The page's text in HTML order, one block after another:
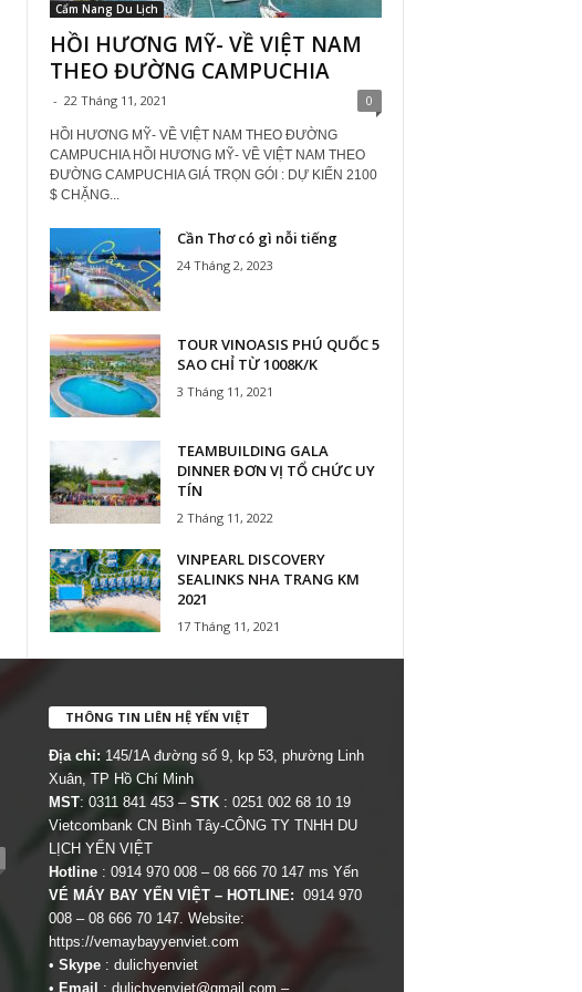
Cẩm Nang Du Lịch
HỒI HƯƠNG MỸ- VỀ VIỆT NAM
THEO ĐƯỜNG CAMPUCHIA
- 22 Tháng 11, 2021 0
HỒI HƯƠNG MỸ- VỀ VIỆT NAM THEO ĐƯỜNG
CAMPUCHIA HỒI HƯƠNG MỸ- VỀ VIỆT NAM THEO
ĐƯỜNG CAMPUCHIA GIÁ TRỌN GÓI : DỰ KIẾN 2100
$ CHẶNG...
Cần Thơ có gì nỗi tiếng
24 Tháng 2, 2023
TOUR VINOASIS PHÚ QUỐC 5
SAO CHỈ TỪ 1008K/K
3 Tháng 11, 2021
TEAMBUILDING GALA
DINNER ĐƠN VỊ TỔ CHỨC UY
TÍN
2 Tháng 11, 2022
VINPEARL DISCOVERY
SEALINKS NHA TRANG KM
2021
17 Tháng 11, 2021
THÔNG TIN LIÊN HỆ YẾN VIỆT
Địa chỉ: 145/1A đường số 9, kp 53, phường Linh
Xuân, TP Hồ Chí Minh
MST: 0311 841 453 – STK: 0251 002 68 10 19
Vietcombank CN Bình Tây-CÔNG TY TNHH DU
LỊCH YẾN VIỆT
Hotline : 0914 970 008 – 08 666 70 147 ms Yến
VÉ MÁY BAY YẾN VIỆT – HOTLINE: 0914 970
008 – 08 666 70 147. Website:
https://vemaybayyenviet.com
• Skype: dulichyenviet
• Email : dulichyenviet@gmail.com –